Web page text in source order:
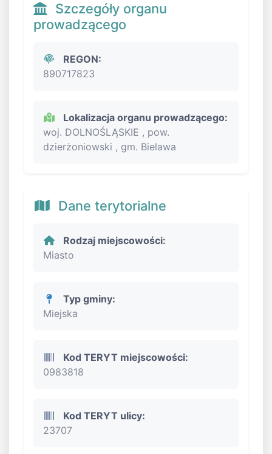
Szczegóły organu
prowadzącego
REGON:
890717823
Lokalizacja organu prowadzącego:
woj. DOLNOŚLĄSKIE , pow.
dzierżoniowski , gm. Bielawa
Dane terytorialne
Rodzaj miejscowości:
Miasto
Typ gminy:
Miejska
Kod TERYT miejscowości:
0983818
Kod TERYT ulicy:
23707